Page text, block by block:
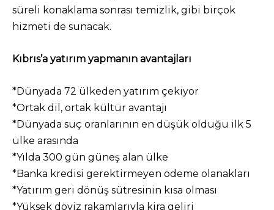
süreli konaklama sonrası temizlik, gibi birçok
hizmeti de sunacak.
Kıbrıs’a yatırım yapmanın avantajları
*Dünyada 72 ülkeden yatırım çekiyor
*Ortak dil, ortak kültür avantajı
*Dünyada suç oranlarının en düşük olduğu ilk 5
ülke arasında
*Yılda 300 gün güneş alan ülke
*Banka kredisi gerektirmeyen ödeme olanakları
*Yatırım geri dönüş sütresinin kısa olması
*Yüksek döviz rakamlarıyla kira geliri